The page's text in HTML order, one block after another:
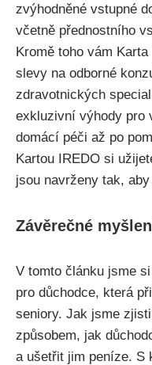
zvýhodněné vstupné
včetně přednostního
Kromě toho vám
slevy na odborné
zdravotnických
exkluzivní výhody pro
domácí péči až po
Kartou IREDO si
jsou navrženy tak,
Závěrečné
V tomto článku jsme
pro důchodce, která
seniory. Jak jsme
způsobem, jak
a ušetřit jim peníze. S